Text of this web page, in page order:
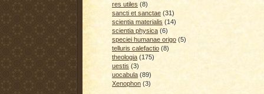
res utiles (8)
sancti et sanctae (31)
scientia materialis (14)
scientia physica (6)
speciei humanae origo (5)
telluris calefactio (8)
theologia (175)
uestis (3)
uocabula (89)
Xenophon (3)